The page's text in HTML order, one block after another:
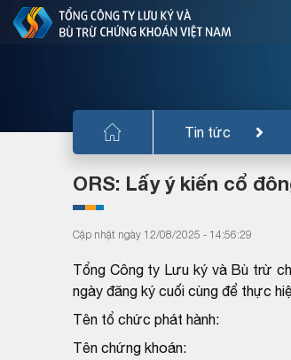
Tin tức
ORS: Lấy ý kiến cổ
Cập nhật ngày 12/08/2025 - 14:56:29
Tổng Công ty Lưu ký và Bù trừ
ngày đăng ký cuối cùng để thực
Tên tổ chức phát hành:
Tên chứng khoán: